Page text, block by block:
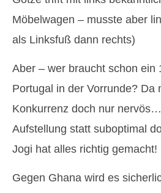
Möbelwagen – musste aber
als Linksfuß dann rechts)
Aber – wer braucht schon ein
Portugal in der Vorrunde? Da
Konkurrenz doch nur
Aufstellung statt suboptimal
Jogi hat alles richtig gemacht!
Gegen Ghana wird es